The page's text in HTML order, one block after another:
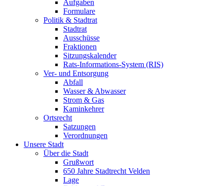
Aufgaben
Formulare
Politik & Stadtrat
Stadtrat
Ausschüsse
Fraktionen
Sitzungskalender
Rats-Informations-System (RIS)
Ver- und Entsorgung
Abfall
Wasser & Abwasser
Strom & Gas
Kaminkehrer
Ortsrecht
Satzungen
Verordnungen
Unsere Stadt
Über die Stadt
Grußwort
650 Jahre Stadtrecht Velden
Lage